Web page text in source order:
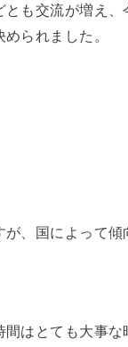
も交流が増え
られました。
、国によって傾
はとても大事